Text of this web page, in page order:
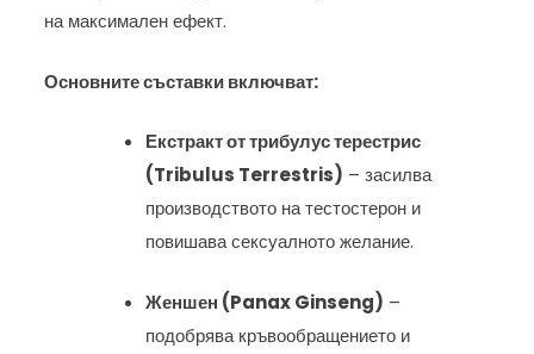
на максимален ефект.
Основните съставки включват:
Екстракт от трибулус терестрис
(Tribulus Terrestris) – засилва
производството на тестостерон и
повишава сексуалното желание.
Женшен (Panax Ginseng) –
подобрява кръвообращението и